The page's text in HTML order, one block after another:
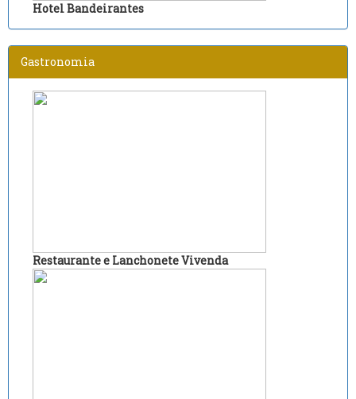
Hotel Bandeirantes
Gastronomia
Restaurante e Lanchonete Vivenda